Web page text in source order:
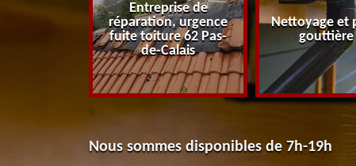
Entreprise de
réparation, urgence
fuite toiture 62 Pas-
de-Calais
Nettoyage et
gouttière
Nous sommes disponibles de 7h-19h